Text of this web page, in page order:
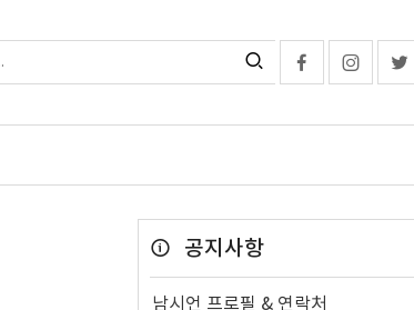
공지사항
남시언 프로필 & 연락처